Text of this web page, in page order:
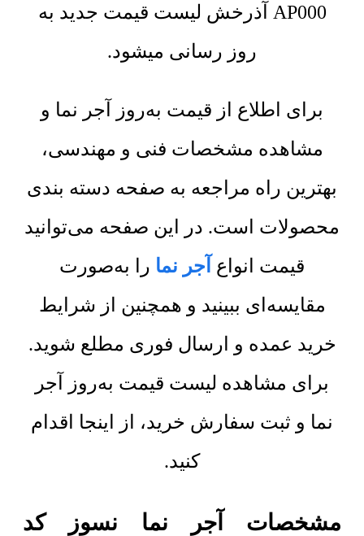
AP000 آذرخش لیست قیمت جدید به
روز رسانی میشود.
برای اطلاع از قیمت به‌روز آجر نما و
مشاهده مشخصات فنی و مهندسی،
بهترین راه مراجعه به صفحه دسته بندی
محصولات است. در این صفحه می‌توانید
قیمت انواع آجر نما را به‌صورت
مقایسه‌ای ببینید و همچنین از شرایط
خرید عمده و ارسال فوری مطلع شوید.
برای مشاهده لیست قیمت به‌روز آجر
نما و ثبت سفارش خرید، از اینجا اقدام
کنید.
مشخصات آجر نما نسوز کد